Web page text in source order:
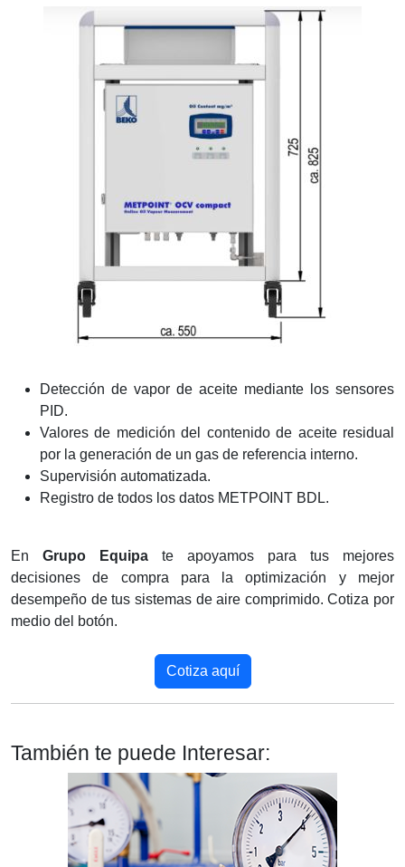
Detección de vapor de aceite mediante los sensores
PID.
Valores de medición del contenido de aceite residual
por la generación de un gas de referencia interno.
Supervisión automatizada.
Registro de todos los datos METPOINT BDL.
En Grupo Equipa te apoyamos para tus mejores
decisiones de compra para la optimización y mejor
desempeño de tus sistemas de aire comprimido. Cotiza por
medio del botón.
Cotiza aquí
También te puede Interesar: